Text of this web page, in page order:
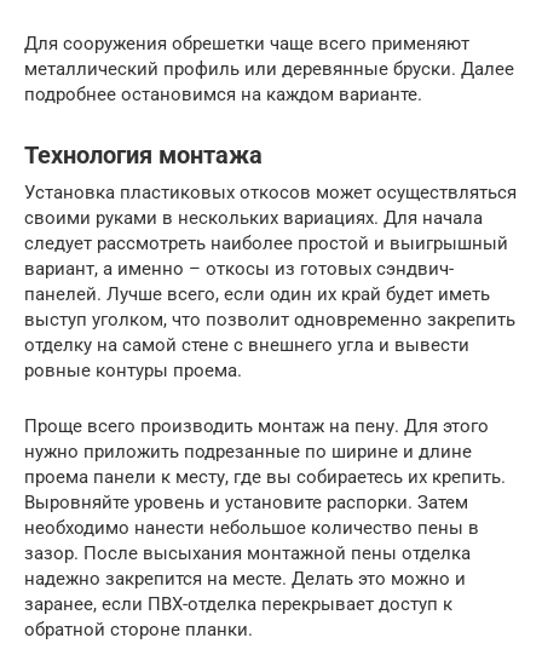
Для сооружения обрешетки чаще всего применяют
металлический профиль или деревянные бруски. Далее
подробнее остановимся на каждом варианте.
Технология монтажа
Установка пластиковых откосов может осуществляться
своими руками в нескольких вариациях. Для начала
следует рассмотреть наиболее простой и выигрышный
вариант, а именно – откосы из готовых сэндвич-
панелей. Лучше всего, если один их край будет иметь
выступ уголком, что позволит одновременно закрепить
отделку на самой стене с внешнего угла и вывести
ровные контуры проема.
Проще всего производить монтаж на пену. Для этого
нужно приложить подрезанные по ширине и длине
проема панели к месту, где вы собираетесь их крепить.
Выровняйте уровень и установите распорки. Затем
необходимо нанести небольшое количество пены в
зазор. После высыхания монтажной пены отделка
надежно закрепится на месте. Делать это можно и
заранее, если ПВХ-отделка перекрывает доступ к
обратной стороне планки.